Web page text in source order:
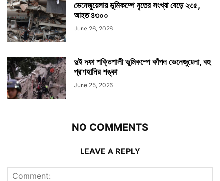
ভেনেজুয়েলায় ভূমিকম্পে মৃতের সংখ্যা বেড়ে ২৩৫,
আহত ৪৩০০
June 26, 2026
দুই দফা শক্তিশালী ভূমিকম্পে কাঁপল ভেনেজুয়েলা, বহু
প্রাণহানির শঙ্কা
June 25, 2026
NO COMMENTS
LEAVE A REPLY